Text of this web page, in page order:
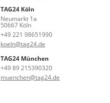
TAG24 Köln
Neumarkt 1a
50667 Köln
+49 221 98651990
koeln@tag24.de
TAG24 München
+49 89 215390320
muenchen@tag24.de